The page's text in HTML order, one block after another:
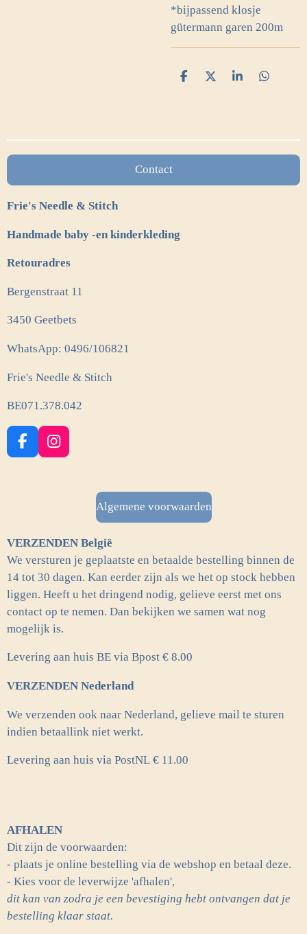
*bijpassend klosje
gütermann garen 200m
D
D
S
D
Contact
Frie's Needle & Stitch
Handmade baby -en kinderkleding
Retouradres
Bergenstraat 11
3450 Geetbets
WhatsApp: 0496/106821
Frie's Needle & Stitch
BE071.378.042
F
a
k
I
n
a
m
Algemene voorwaarden
VERZENDEN België
We versturen je geplaatste en betaalde bestelling binnen de
14 tot 30 dagen. Kan eerder zijn als we het op stock hebben
liggen. Heeft u het dringend nodig, gelieve eerst met ons
contact op te nemen. Dan bekijken we samen wat nog
mogelijk is.
Levering aan huis BE via Bpost € 8.00
VERZENDEN Nederland
We verzenden ook naar Nederland, gelieve mail te sturen
indien betaallink niet werkt.
Levering aan huis via PostNL € 11.00
AFHALEN
Dit zijn de voorwaarden:
- plaats je online bestelling via de webshop en betaal deze.
- Kies voor de leverwijze 'afhalen',
dit kan van zodra je een bevestiging hebt ontvangen dat je
bestelling klaar staat.